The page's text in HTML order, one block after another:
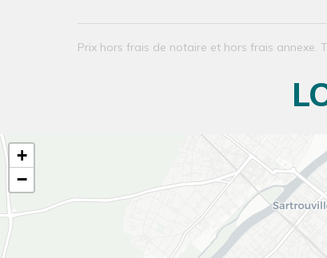
Prix hors frais de notaire et hors frais annexe.
+
−